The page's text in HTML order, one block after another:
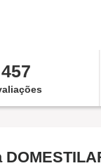
457